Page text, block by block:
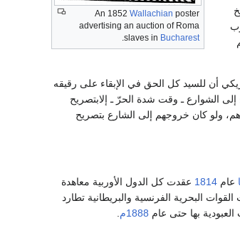
An 1852 Wallachian poster
advertising an auction of Roma
slaves in Bucharest
أن للسيد كل الحق في الإبقاء على رقيقه
الشوارع ـ وقت شدة الحرّ ـ إلابتصريح
ولو كان خروجهم إلى الشارع بتصريح
عام 1814 عقدت كل الدول الأوربية معاهدة
البحرية الفرنسية والبريطانية تطارد
بها حتى عام 1888م